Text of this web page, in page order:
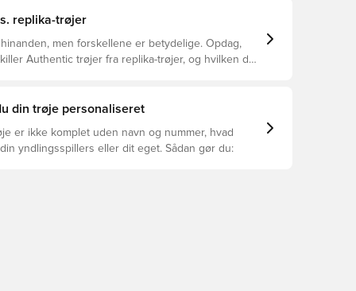
replika-trøjer
men forskellene er betydelige. Opdag,
Authentic trøjer fra replika-trøjer, og hvilken der
din trøje personaliseret
er ikke komplet uden navn og nummer, hvad
yndlingsspillers eller dit eget. Sådan gør du: